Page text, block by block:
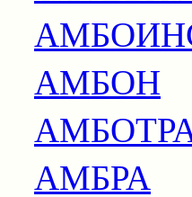
АМБОН
АМБРА